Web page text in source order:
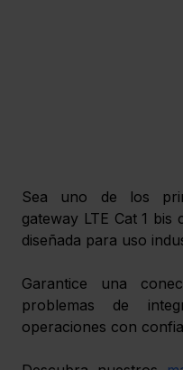
Sea uno de los
gateway LTE Cat 1
diseñada para uso
Garantice una
problemas de
operaciones con